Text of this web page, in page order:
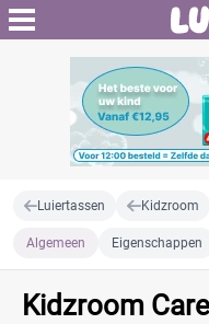
Luiertassen Kidzroom
Algemeen Eigenschappen
Kidzroom